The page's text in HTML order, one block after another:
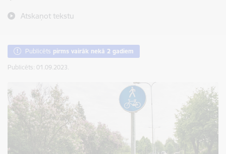
Atskaņot tekstu
Publicēts pirms vairāk nekā 2 gadiem
Publicēts: 01.09.2023.